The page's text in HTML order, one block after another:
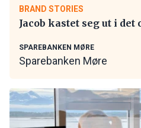
BRAND STORIES
Jacob kastet seg ut i
SPAREBANKEN MØRE
Sparebanken Møre